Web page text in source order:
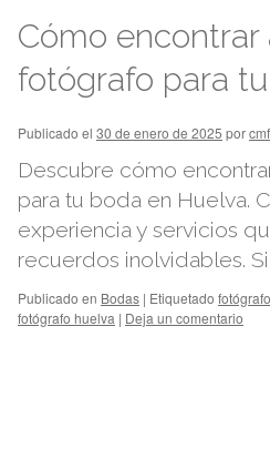
Cómo encontrar
fotógrafo para
Publicado el 30 de enero de 2025 por
Descubre cómo
para tu boda en Huelva.
experiencia y servicios
recuerdos inolvidables.
Publicado en Bodas | Etiquetado
fotógrafo huelva | Deja un comentario